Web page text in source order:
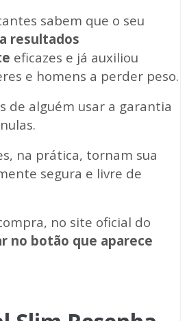
sabem que o seu
resultados
eficazes e já auxiliou
e homens a perder peso.
de alguém usar a garantia
na prática, tornam sua
segura e livre de
no site oficial do
no botão que aparece